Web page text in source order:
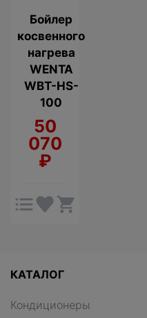
Бойлер
косвенного
нагрева
WENTA
WBT-HS-
100
50
070
₽
КАТАЛОГ
Кондиционеры